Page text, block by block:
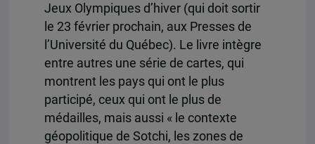
Jeux Olympiques d’hiver (qui doit sortir
le 23 février prochain, aux Presses de
l’Université du Québec). Le livre intègre
entre autres une série de cartes, qui
montrent les pays qui ont le plus
participé, ceux qui ont le plus de
médailles, mais aussi « le contexte
géopolitique de Sotchi, les zones de